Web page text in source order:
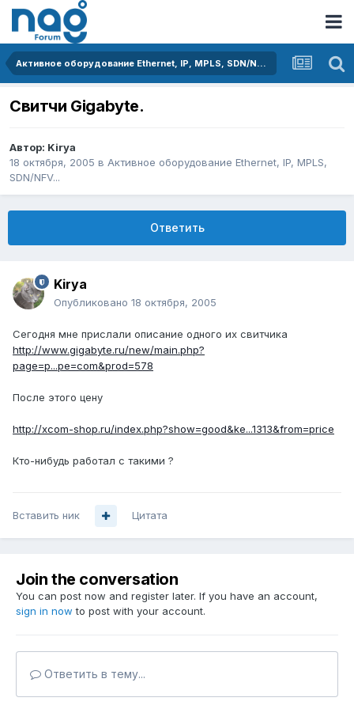
Активное оборудование Ethernet, IP, MPLS, SDN/NFV...
Свитчи Gigabyte.
Автор: Kirya
18 октября, 2005 в Активное оборудование Ethernet, IP, MPLS,
SDN/NFV...
Ответить
Kirya
Опубликовано 18 октября, 2005
Сегодня мне прислали описание одного их свитчика
http://www.gigabyte.ru/new/main.php?
page=p...pe=com&prod=578
После этого цену
http://xcom-shop.ru/index.php?show=good&ke...1313&from=price
Кто-нибудь работал с такими ?
Вставить ник Цитата
Join the conversation
You can post now and register later. If you have an account,
sign in now to post with your account.
Ответить в тему...